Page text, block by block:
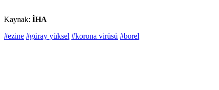
Kaynak: İHA
#ezine #güray yüksel #korona virüsü #borel